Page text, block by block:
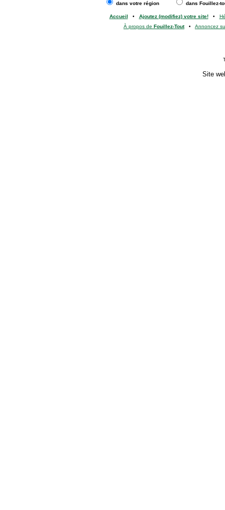
dans votre région dans Fouillez-
Accueil • Ajoutez (modifiez) votre site!•
À propos de Fouillez-Tout• Annoncez
Site